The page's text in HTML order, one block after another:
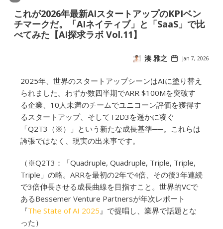
これが2026年最新AIスタートアップのKPIベン
チマークだ。「AIネイティブ」と「SaaS」で比
べてみた【AI探求ラボ Vol.11】
湊 雅之 Jan 7, 2026
2025年、世界のスタートアップシーンはAIに塗り替え
られました。わずか数四半期でARR $100Mを突破す
る企業、10人未満のチームでユニコーン評価を獲得す
るスタートアップ、そしてT2D3を遥かに凌ぐ
「Q2T3（※）」という新たな成長基準──。これらは
誇張ではなく、現実の出来事です。
（※Q2T3：「Quadruple, Quadruple, Triple, Triple,
Triple」の略。ARRを最初の2年で4倍、その後3年連続
で3倍伸長させる成長曲線を目指すこと。世界的VCで
あるBessemer Venture Partnersが年次レポート
『The State of AI 2025』で提唱し、業界で話題とな
った）